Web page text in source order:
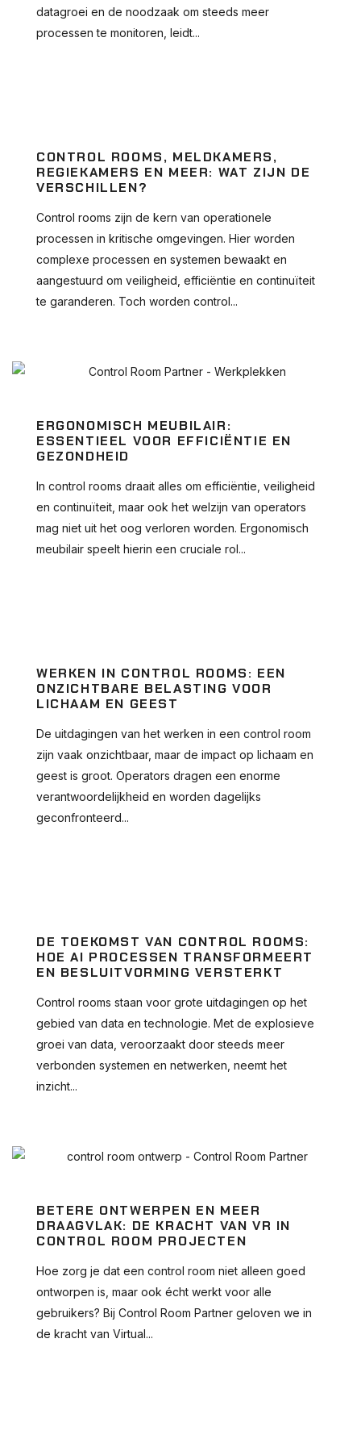
datagroei en de noodzaak om steeds meer
processen te monitoren, leidt...
CONTROL ROOMS, MELDKAMERS,
REGIEKAMERS EN MEER: WAT ZIJN DE
VERSCHILLEN?
Control rooms zijn de kern van operationele
processen in kritische omgevingen. Hier worden
complexe processen en systemen bewaakt en
aangestuurd om veiligheid, efficiëntie en continuïteit
te garanderen. Toch worden control...
ERGONOMISCH MEUBILAIR:
ESSENTIEEL VOOR EFFICIËNTIE EN
GEZONDHEID
In control rooms draait alles om efficiëntie, veiligheid
en continuïteit, maar ook het welzijn van operators
mag niet uit het oog verloren worden. Ergonomisch
meubilair speelt hierin een cruciale rol...
WERKEN IN CONTROL ROOMS: EEN
ONZICHTBARE BELASTING VOOR
LICHAAM EN GEEST
De uitdagingen van het werken in een control room
zijn vaak onzichtbaar, maar de impact op lichaam en
geest is groot. Operators dragen een enorme
verantwoordelijkheid en worden dagelijks
geconfronteerd...
DE TOEKOMST VAN CONTROL ROOMS:
HOE AI PROCESSEN TRANSFORMEERT
EN BESLUITVORMING VERSTERKT
Control rooms staan voor grote uitdagingen op het
gebied van data en technologie. Met de explosieve
groei van data, veroorzaakt door steeds meer
verbonden systemen en netwerken, neemt het
inzicht...
BETERE ONTWERPEN EN MEER
DRAAGVLAK: DE KRACHT VAN VR IN
CONTROL ROOM PROJECTEN
Hoe zorg je dat een control room niet alleen goed
ontworpen is, maar ook écht werkt voor alle
gebruikers? Bij Control Room Partner geloven we in
de kracht van Virtual...